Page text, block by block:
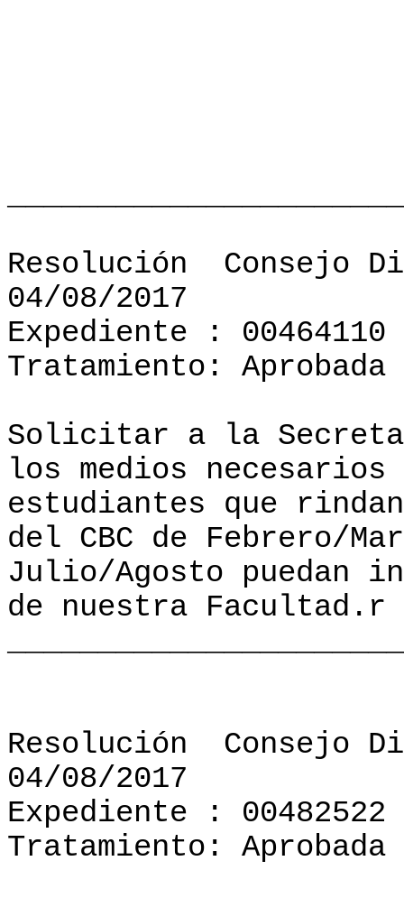
Resolución
Consejo
04/08/2017
Expediente : 00464110
Tratamiento: Aprobada
Solicitar a la
los medios
estudiantes que
del CBC de Febrero/
Julio/Agosto puedan
de nuestra Facultad.r
Resolución
Consejo
04/08/2017
Expediente : 00482522
Tratamiento: Aprobada